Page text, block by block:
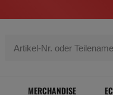
MERCHANDISE